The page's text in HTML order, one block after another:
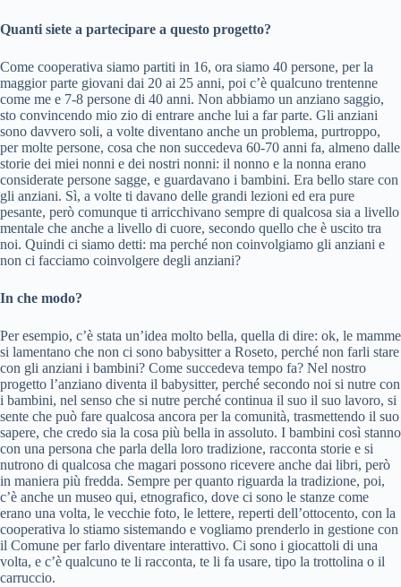
Quanti siete a partecipare a questo progetto?
Come cooperativa siamo partiti in 16, ora siamo 40 persone, per la
maggior parte giovani dai 20 ai 25 anni, poi c’è qualcuno trentenne
come me e 7-8 persone di 40 anni. Non abbiamo un anziano saggio,
sto convincendo mio zio di entrare anche lui a far parte. Gli anziani
sono davvero soli, a volte diventano anche un problema, purtroppo,
per molte persone, cosa che non succedeva 60-70 anni fa, almeno dalle
storie dei miei nonni e dei nostri nonni: il nonno e la nonna erano
considerate persone sagge, e guardavano i bambini. Era bello stare con
gli anziani. Sì, a volte ti davano delle grandi lezioni ed era pure
pesante, però comunque ti arricchivano sempre di qualcosa sia a livello
mentale che anche a livello di cuore, secondo quello che è uscito tra
noi. Quindi ci siamo detti: ma perché non coinvolgiamo gli anziani e
non ci facciamo coinvolgere degli anziani?
In che modo?
Per esempio, c’è stata un’idea molto bella, quella di dire: ok, le mamme
si lamentano che non ci sono babysitter a Roseto, perché non farli stare
con gli anziani i bambini? Come succedeva tempo fa? Nel nostro
progetto l’anziano diventa il babysitter, perché secondo noi si nutre con
i bambini, nel senso che si nutre perché continua il suo il suo lavoro, si
sente che può fare qualcosa ancora per la comunità, trasmettendo il suo
sapere, che credo sia la cosa più bella in assoluto. I bambini così stanno
con una persona che parla della loro tradizione, racconta storie e si
nutrono di qualcosa che magari possono ricevere anche dai libri, però
in maniera più fredda. Sempre per quanto riguarda la tradizione, poi,
c’è anche un museo qui, etnografico, dove ci sono le stanze come
erano una volta, le vecchie foto, le lettere, reperti dell’ottocento, con la
cooperativa lo stiamo sistemando e vogliamo prenderlo in gestione con
il Comune per farlo diventare interattivo. Ci sono i giocattoli di una
volta, e c’è qualcuno te li racconta, te li fa usare, tipo la trottolina o il
carruccio.